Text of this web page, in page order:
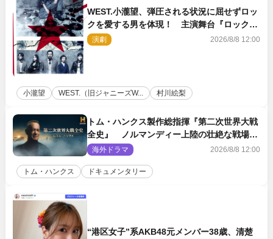
WEST.小瀧望、弾圧される状況に屈せずロッ
クを愛する男を体現！ 主演舞台『ロックン
ロール』ビジュアル解禁
演劇 2026/8/8 12:00
小瀧望 WEST.（旧ジャニーズW... 村川絵梨
トム・ハンクス製作総指揮『第二次世界大戦
全史』 ノルマンディー上陸の壮絶な戦場を
収めた特別映像解禁
海外ドラマ 2026/8/8 12:00
トム・ハンクス ドキュメンタリー
“港区女子”系AKB48元メンバー38歳、清楚